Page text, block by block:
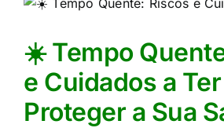
☀️ Tempo
e Cuidados a
Proteger a Sua